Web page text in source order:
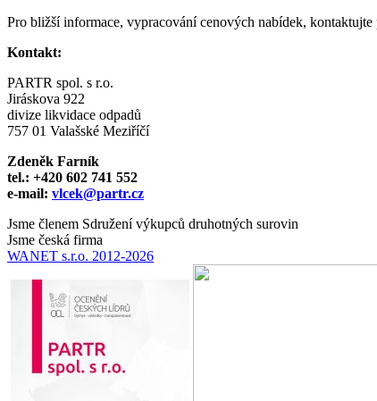
Pro bližší informace, vypracování cenových nabídek,
Kontakt:
PARTR spol. s r.o.
Jiráskova 922
divize likvidace odpadů
757 01 Valašské Meziříčí
Zdeněk Farník
tel.: +420 602 741 552
e-mail: vlcek@partr.cz
Jsme členem Sdružení výkupců druhotných surovin
Jsme česká firma
WANET s.r.o. 2012-2026